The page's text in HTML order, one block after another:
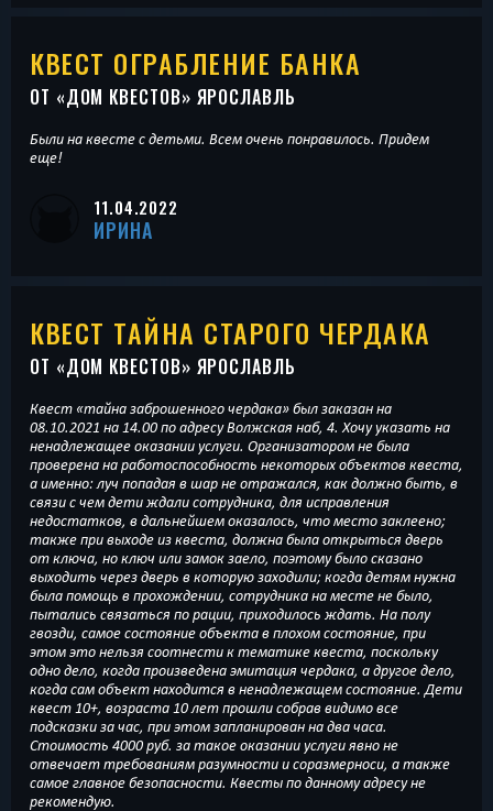
КВЕСТ ОГРАБЛЕНИЕ БАНКА
ОТ «ДОМ КВЕСТОВ» ЯРОСЛАВЛЬ
Были на квесте с детьми. Всем очень понравилось. Придем
еще!
11.04.2022
ИРИНА
КВЕСТ ТАЙНА СТАРОГО ЧЕРДАКА
ОТ «ДОМ КВЕСТОВ» ЯРОСЛАВЛЬ
Квест «тайна заброшенного чердака» был заказан на
08.10.2021 на 14.00 по адресу Волжская наб, 4. Хочу указать на
ненадлежащее оказании услуги. Организатором не была
проверена на работоспособность некоторых объектов квеста,
а именно: луч попадая в шар не отражался, как должно быть, в
связи с чем дети ждали сотрудника, для исправления
недостатков, в дальнейшем оказалось, что место заклеено;
также при выходе из квеста, должна была открыться дверь
от ключа, но ключ или замок заело, поэтому было сказано
выходить через дверь в которую заходили; когда детям нужна
была помощь в прохождении, сотрудника на месте не было,
пытались связаться по рации, приходилось ждать. На полу
гвозди, самое состояние объекта в плохом состояние, при
этом это нельзя соотнести к тематике квеста, поскольку
одно дело, когда произведена эмитация чердака, а другое дело,
когда сам объект находится в ненадлежащем состояние. Дети
квест 10+, возраста 10 лет прошли собрав видимо все
подсказки за час, при этом запланирован на два часа.
Стоимость 4000 руб. за такое оказании услуги явно не
отвечает требованиям разумности и соразмерноси, а также
самое главное безопасности. Квесты по данному адресу не
рекомендую.